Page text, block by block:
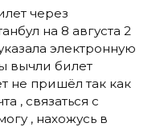
через
на 8 августа 2
электронную
вычли билет
не пришёл так как
, связаться с
, нахожусь в